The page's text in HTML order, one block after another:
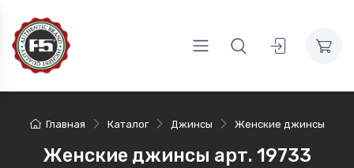
Главная Каталог Джинсы Женские джинсы
Женские джинсы арт. 19733